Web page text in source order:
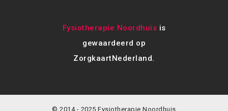
Fysiotherapie Noordhuis is
gewaardeerd op
ZorgkaartNederland.
© 2014 - 2025 Fysiotherapie Noordhuis